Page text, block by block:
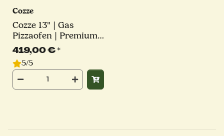
Cozze
Cozze 13" | Gas
Pizzaofen | Premium
Rotate
419,00 €*
5/5